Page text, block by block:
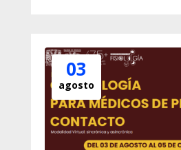
03
agosto